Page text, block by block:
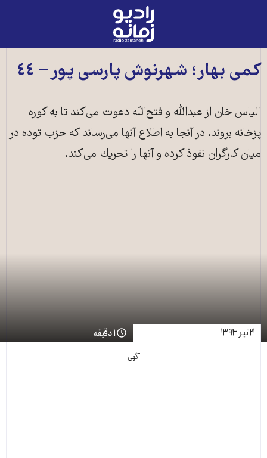
رادیو
زمانه
به
صفحه
کمی بهار؛ شهرنوش پارسی پور – ٤٤
الياس خان از عبدالله و فتح‌الله دعوت مى‌كند تا به كوره
پزخانه بروند. در آنجا به اطلاع آنها مى‌رساند كه حزب توده در
ميان كارگران نفوذ كرده و آنها را تحريك مى‌كند.
۲۱ تیر ۱۳۹۳ ۱ دقیقه
آگهی